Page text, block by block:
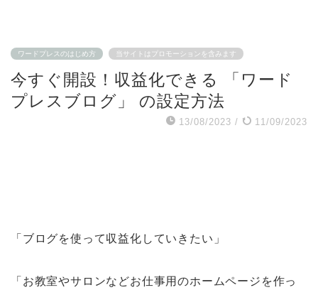
ワードプレスのはじめ方 当サイトはプロモーションを含みます
今すぐ開設！収益化できる 「ワード
プレスブログ」 の設定方法
13/08/2023 / 11/09/2023
「ブログを使って収益化していきたい」
「お教室やサロンなどお仕事用のホームページを作っ